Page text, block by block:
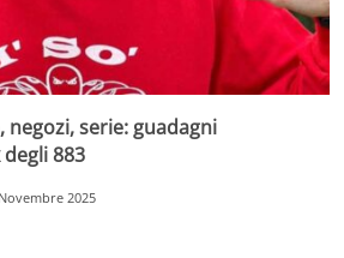
negozi, serie: guadagni
883
2025